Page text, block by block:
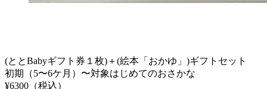
(ととBabyギフト券１枚)＋(絵本「おかゆ」)ギフトセット
初期（5〜6ケ月）〜対象はじめてのおさかな
¥6300 （税込）